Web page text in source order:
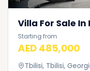
Villa For Sale In
Starting from
AED 485,000
Tbilisi, Tbilisi,